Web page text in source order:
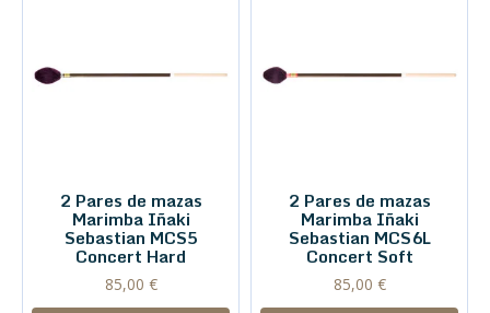
2 Pares de mazas
Marimba Iñaki
Sebastian MCS5
Concert Hard
85,00 €
2 Pares de mazas
Marimba Iñaki
Sebastian MCS6L
Concert Soft
85,00 €